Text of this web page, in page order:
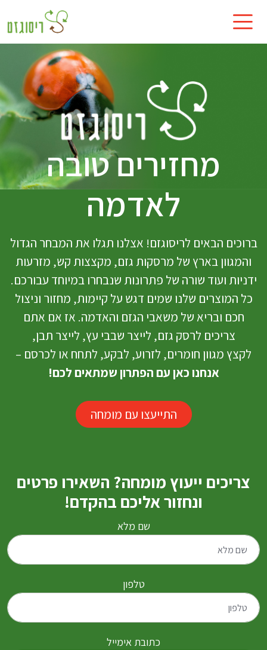
מחזירים טובה
לאדמה
ברוכים הבאים לריסוגזם! אצלנו תגלו את המבחר הגדול
והמגוון בארץ של מרסקות גזם, מקצצות קש, מזרעות
ידניות ועוד שורה של פתרונות שנבחרו במיוחד עבורכם.
כל המוצרים שלנו שמים דגש על קיימות, מחזור וניצול
חכם ובריא של משאבי הגזם והאדמה. אז אם אתם
צריכים לרסק גזם, לייצר שבבי עץ, לייצר תבן,
לקצץ מגוון חומרים, לזרוע, לבקע, לתחח או לכרסם –
אנחנו כאן עם הפתרון שמתאים לכם!
התייעצו עם מומחה
צריכים ייעוץ מומחה? השאירו פרטים
ונחזור אליכם בהקדם!
שם מלא
טלפון
כתובת אימייל